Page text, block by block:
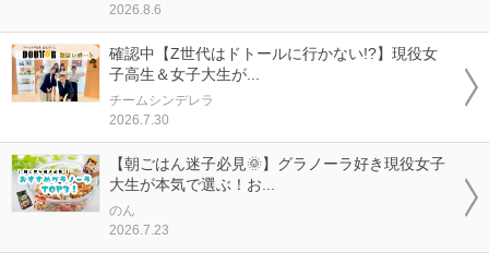
2026.8.6
確認中【Z世代はドトールに行かない!?】現役女
子高生＆女子大生が...
チームシンデレラ
2026.7.30
【朝ごはん迷子必見🌞】グラノーラ好き現役女子
大生が本気で選ぶ！お...
のん
2026.7.23